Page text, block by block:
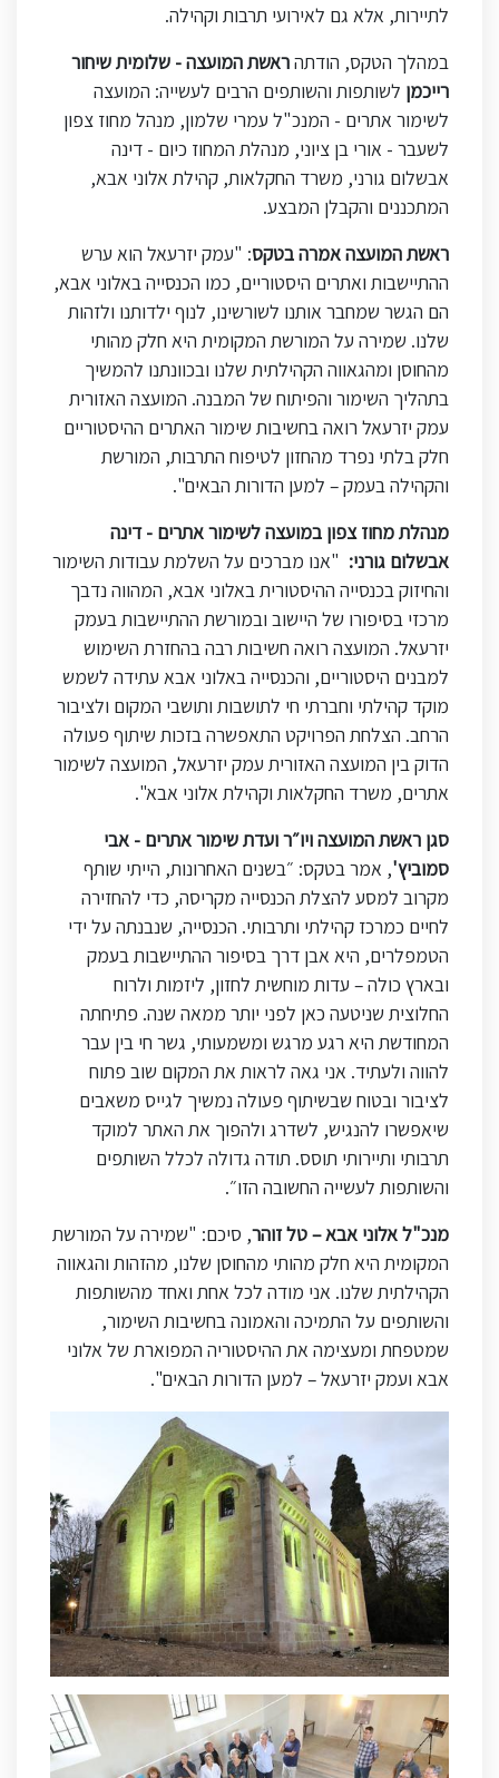
לתיירות, אלא גם לאירועי תרבות וקהילה.
במהלך הטקס, הודתהראשת המועצה - שלומית שיחור
רייכמן לשותפות והשותפים הרבים לעשייה: המועצה
לשימור אתרים - המנכ"ל עמרי שלמון, מנהל מחוז צפון
לשעבר - אורי בן ציוני, מנהלת המחוז כיום - דינה
אבשלום גורני, משרד החקלאות, קהילת אלוני אבא,
המתכננים והקבלן המבצע.
ראשת המועצה אמרה בטקס:
"עמק יזרעאל הוא ערש
ההתיישבות ואתרים היסטוריים, כמו הכנסייה באלוני אבא,
הם הגשר שמחבר אותנו לשורשינו, לנוף ילדותנו ולזהות
שלנו. שמירה על המורשת המקומית היא חלק מהותי
מהחוסן ומהגאווה הקהילתית שלנו ובכוונתנו להמשיך
בתהליך השימור והפיתוח של המבנה. המועצה האזורית
עמק יזרעאל רואה בחשיבות שימור האתרים ההיסטוריים
חלק בלתי נפרד מהחזון לטיפוח התרבות, המורשת
והקהילה בעמק – למען הדורות הבאים".
מנהלת מחוז צפון במועצה לשימור אתרים - דינה
אבשלום גורני: "אנו מברכים על השלמת עבודות השימור
והחיזוק בכנסייה ההיסטורית באלוני אבא, המהווה נדבך
מרכזי בסיפורו של היישוב ובמורשת ההתיישבות בעמק
יזרעאל. המועצה רואה חשיבות רבה בהחזרת השימוש
למבנים היסטוריים, והכנסייה באלוני אבא עתידה לשמש
מוקד קהילתי וחברתי חי לתושבות ותושבי המקום ולציבור
הרחב. הצלחת הפרויקט התאפשרה בזכות שיתוף פעולה
הדוק בין המועצה האזורית עמק יזרעאל, המועצה לשימור
אתרים, משרד החקלאות וקהילת אלוני אבא".
סגן ראשת המועצה ויו״ר ועדת שימור אתרים - אבי
סמוביץ', אמר בטקס: ״בשנים האחרונות, הייתי שותף
מקרוב למסע להצלת הכנסייה מקריסה, כדי להחזירה
לחיים כמרכז קהילתי ותרבותי. הכנסייה, שנבנתה על ידי
הטמפלרים, היא אבן דרך בסיפור ההתיישבות בעמק
ובארץ כולה – עדות מוחשית לחזון, ליזמות ולרוח
החלוצית שניטעה כאן לפני יותר ממאה שנה. פתיחתה
המחודשת היא רגע מרגש ומשמעותי, גשר חי בין עבר
להווה ולעתיד. אני גאה לראות את המקום שוב פתוח
לציבור ובטוח שבשיתוף פעולה נמשיך לגייס משאבים
שיאפשרו להנגיש, לשדרג ולהפוך את האתר למוקד
תרבותי ותיירותי תוסס. תודה גדולה לכלל השותפים
והשותפות לעשייה החשובה הזו״.
מנכ"ל אלוני אבא – טל זוהר, סיכם: "שמירה על המורשת
המקומית היא חלק מהותי מהחוסן שלנו, מהזהות והגאווה
הקהילתית שלנו. אני מודה לכל אחת ואחד מהשותפות
והשותפים על התמיכה והאמונה בחשיבות השימור,
שמטפחת ומעצימה את ההיסטוריה המפוארת של אלוני
אבא ועמק יזרעאל – למען הדורות הבאים".